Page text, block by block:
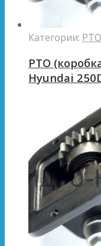
Категории:
PTO
Hyundai